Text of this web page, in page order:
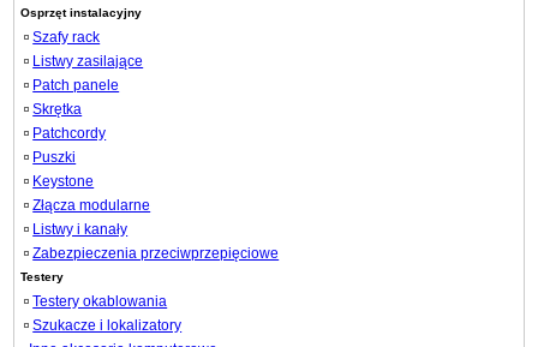
Osprzęt instalacyjny
Szafy rack
Listwy zasilające
Patch panele
Skrętka
Patchcordy
Puszki
Keystone
Złącza modularne
Listwy i kanały
Zabezpieczenia przeciwprzepięciowe
Testery
Testery okablowania
Szukacze i lokalizatory